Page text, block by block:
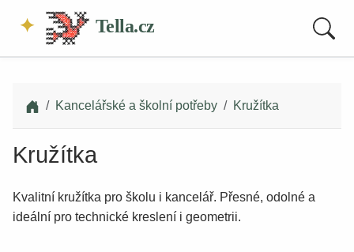
Tella.cz
Kancelářské a školní potřeby Kružítka
Kružítka
Kvalitní kružítka pro školu i kancelář. Přesné, odolné a
ideální pro technické kreslení i geometrii.